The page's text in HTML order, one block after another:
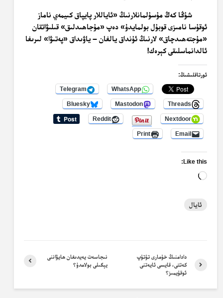
شۇڭا كەڭ مۇسۇلمانلارنىڭ «ئاياللار پايپاق كىيمەي ناماز
ئوقۇسا نامىزى قوبۇل بولمايدۇ» دەپ «مۇجاھىدلىق» قىلىۋاتقان
«مۇجتەھىدچاق» لارنىڭ ئۇنداق يالغان – ياۋىداق «پەتىۋا» لىرىغا
ئالدانماسلىقى كېرەك!
ئورتاقلىشىڭ:
WhatsApp
Telegram
Threads
Mastodon
Bluesky
Nextdoor
Reddit
Email
Print
Like this:
Loading…
ئايال
نىجاسەت يەيدىغان ھايۋاننى
يېگىلى بولامدۇ؟
دادامنىڭ خۇمارى تۇتۇپ
كەتتى، قايسى ئايەتنى
ئوقۇيمىز؟